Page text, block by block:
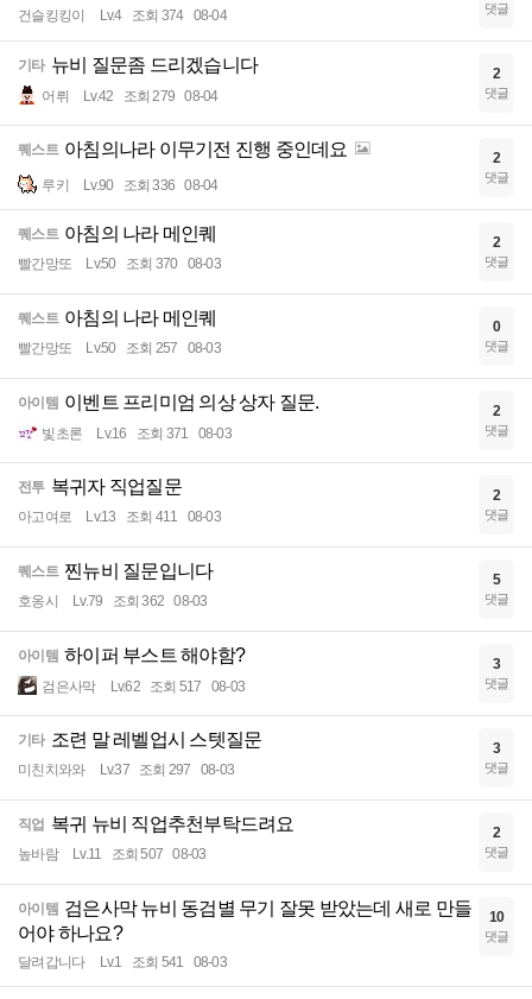
건슬킹킹이 Lv.4 조회 374 08-04 댓글
기타 뉴비 질문좀 드리겠습니다
어뤼 Lv.42 조회 279 08-04
2
댓글
퀘스트 아침의나라 이무기전 진행 중인데요
루키 Lv.90 조회 336 08-04
2
댓글
퀘스트 아침의 나라 메인퀘
빨간망또 Lv.50 조회 370 08-03
2
댓글
퀘스트 아침의 나라 메인퀘
빨간망또 Lv.50 조회 257 08-03
0
댓글
아이템 이벤트 프리미엄 의상 상자 질문.
빛초론 Lv.16 조회 371 08-03
2
댓글
전투 복귀자 직업질문
아고여로 Lv.13 조회 411 08-03
2
댓글
퀘스트 찐뉴비 질문입니다
호옹시 Lv.79 조회 362 08-03
5
댓글
아이템 하이퍼 부스트 해야함?
검은사막 Lv.62 조회 517 08-03
3
댓글
기타 조련 말 레벨업시 스텟질문
미친치와와 Lv.37 조회 297 08-03
3
댓글
직업 복귀 뉴비 직업추천부탁드려요
높바람 Lv.11 조회 507 08-03
2
댓글
아이템 검은사막 뉴비 동검별 무기 잘못 받았는데 새로 만들
어야 하나요?
달려갑니다 Lv.1 조회 541 08-03
10
댓글